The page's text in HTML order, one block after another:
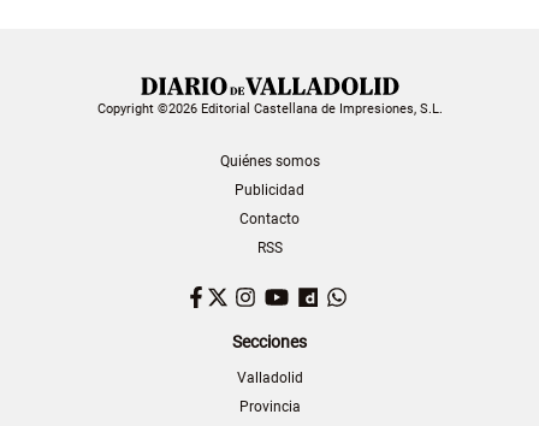
Copyright ©2026 Editorial Castellana de Impresiones, S.L.
Quiénes somos
Publicidad
Contacto
RSS
Facebook
TwitterInstagram
YouTubeDailymotion
Secciones
Valladolid
Provincia